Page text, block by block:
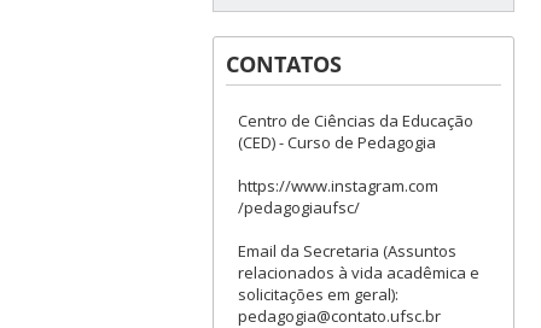
CONTATOS
Centro de Ciências da Educação
(CED) - Curso de Pedagogia
https://www.instagram.com
/pedagogiaufsc/
Email da Secretaria (Assuntos
relacionados à vida acadêmica e
solicitações em geral):
pedagogia@contato.ufsc.br